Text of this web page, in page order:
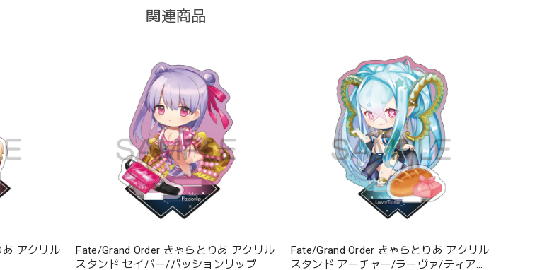
関連商品
アクリル
Fate/Grand Order きゃらとりあ アクリル
スタンド セイバー/パッションリップ
Fate/Grand Order きゃらとりあ アクリル
スタンド アーチャー/ラーヴァ/ティアマ